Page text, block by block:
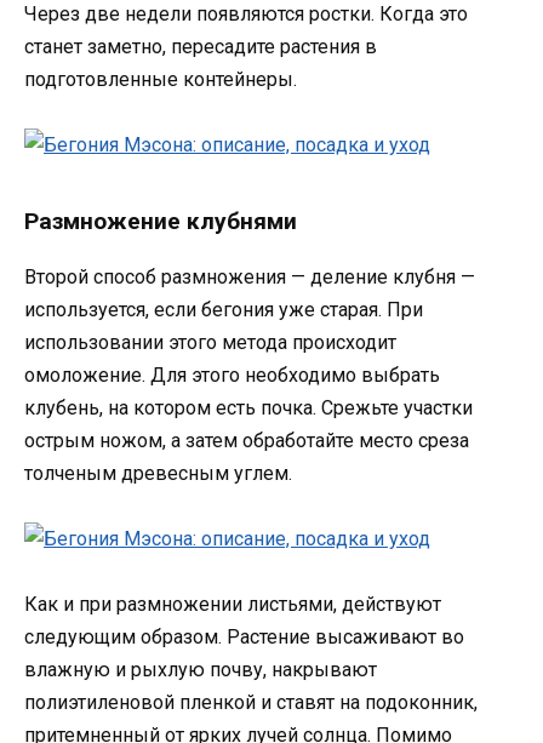
Через две недели появляются ростки. Когда это
станет заметно, пересадите растения в
подготовленные контейнеры.
Размножение клубнями
Второй способ размножения — деление клубня —
используется, если бегония уже старая. При
использовании этого метода происходит
омоложение. Для этого необходимо выбрать
клубень, на котором есть почка. Срежьте участки
острым ножом, а затем обработайте место среза
толченым древесным углем.
Как и при размножении листьями, действуют
следующим образом. Растение высаживают во
влажную и рыхлую почву, накрывают
полиэтиленовой пленкой и ставят на подоконник,
притемненный от ярких лучей солнца. Помимо